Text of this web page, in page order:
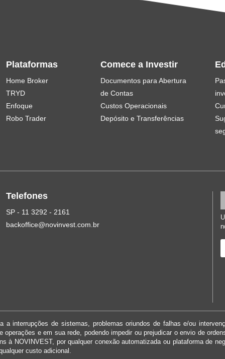
Plataformas
Home Broker
TRYD
Enfoque
Robo Trader
Comece a Investir
Documentos para Abertura
de Contas
Custos Operacionais
Depósito e Transferências
Telefones
SP - 11 3292 - 2161
backoffice@novinvest.com.br
interrupções de sistemas, problemas oriundos de falhas e/ou
e em sua rede, podendo impedir ou prejudicar o envio de
à NOVINVEST, por qualquer conexão automatizada ou plataforma de
custo adicional.